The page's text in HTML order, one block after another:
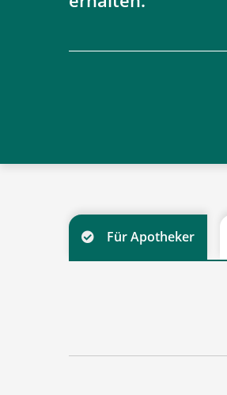
Für Apotheker